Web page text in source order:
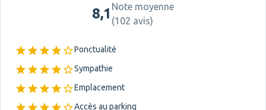
8,1 Note moyenne
(102 avis)
Ponctualité
Sympathie
Emplacement
Accès au parking